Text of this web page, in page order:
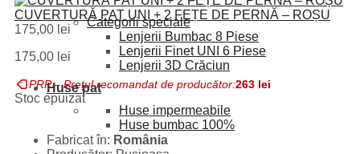
Categorii speciale
Lenjerii Bumbac 8 Piese
Lenjerii Finet UNI 6 Piese
Lenjerii 3D Crăciun
Huse pat
Huse impermeabile
Huse bumbac 100%
CUVERTURĂ PAT UNI + 2 FEȚE DE PERNĂ – ROȘU
175,00 lei
175,00 lei
PRP – Prețul recomandat de producător:263 lei
Stoc epuizat
Fabricat în: România